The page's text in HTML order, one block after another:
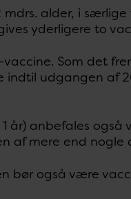
mdrs. alder, i
yderligere to
vaccine. Som det
indtil udgangen af
år) anbefales
af mere end nogle
bør også være